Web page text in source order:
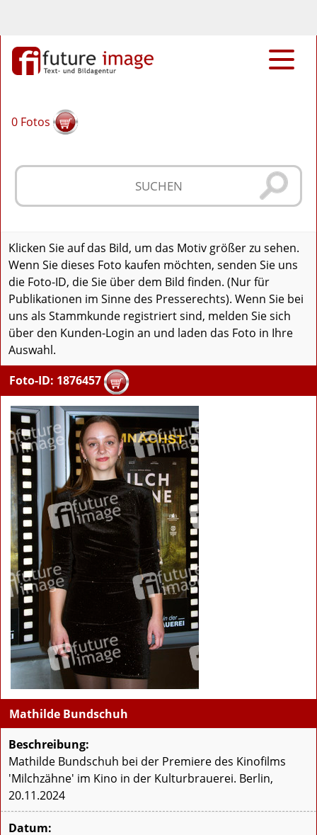
0 Fotos
Klicken Sie auf das Bild, um das Motiv größer zu sehen.
Wenn Sie dieses Foto kaufen möchten, senden Sie uns
die Foto-ID, die Sie über dem Bild finden. (Nur für
Publikationen im Sinne des Presserechts). Wenn Sie bei
uns als Stammkunde registriert sind, melden Sie sich
über den Kunden-Login an und laden das Foto in Ihre
Auswahl.
Foto-ID: 1876457
Mathilde Bundschuh
Beschreibung:
Mathilde Bundschuh bei der Premiere des Kinofilms
'Milchzähne' im Kino in der Kulturbrauerei. Berlin,
20.11.2024
Datum: